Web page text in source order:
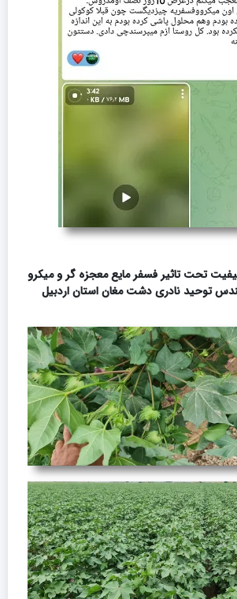
کیفیت تحت تاثیر فسفر مایع معجزه گر و میکرو
توحید نادری دشت مغان استان اردبیل